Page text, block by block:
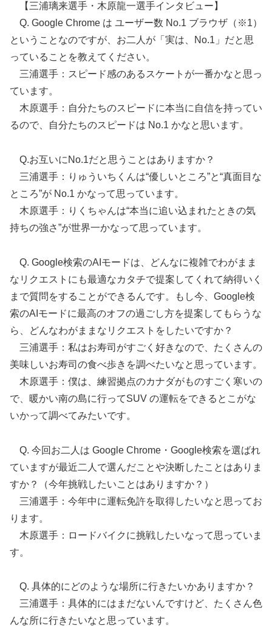
【三浦璃来選手・木原龍一選手インタビュー】
Q. Google Chrome は ユーザー数 No.1 ブラウザ（※1）
ということなのですが、お二人が「実は、No.1」だと思
っていることを教えてください。
三浦選手：スピード感のあるスケートが一番かなと思っ
ています。
木原選手：自分たちのスピードに本当に自信を持ってい
るので、自分たちのスピードは No.1 かなと思います。
Q.お互いにNo.1だと思うことはありますか？
三浦選手：りゅういちくんは“優しいところ”と“真面目な
ところ”が No.1 かなって思っています。
木原選手：りくちゃんは“本当に追い込まれたときの気
持ちの強さ”が世界一かなって思っています。
Q. Google検索のAIモードは、どんなに複雑でわがまま
なリクエストにも最適なカタチで提案してくれて納得いく
まで質問をすることができるんです。もし今、Google検
索のAIモードに最高のオフの過ごし方を提案してもらうな
ら、どんなわがままなリクエストをしたいですか？
三浦選手：私はお寿司がすごく好きなので、たくさんの
美味しいお寿司の食べ歩きを調べたいなと思っています。
木原選手：僕は、練習拠点のカナダがものすごく寒いの
で、暖かい南の島に行ってSUV の運転をできるとこがな
いかって調べてみたいです。
Q. 今回お二人は Google Chrome・Google検索を選ばれ
ていますが最近二人で選んだことや決断したことはありま
すか？（今年挑戦したいことはありますか？）
三浦選手：今年中に運転免許を取得したいなと思ってお
ります。
木原選手：ロードバイクに挑戦したいなって思っていま
す。
Q. 具体的にどのような場所に行きたいかありますか？
三浦選手：具体的にはまだないんですけど、たくさん色
んな所に行きたいなと思っています。